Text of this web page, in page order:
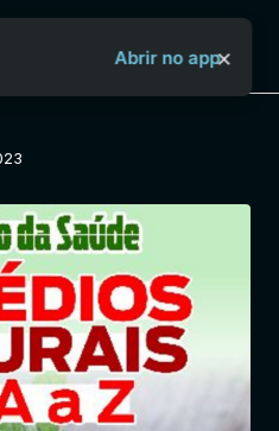
Sobre o Aya Bancah
Início
Revistas
Jornais
Abrir no app×